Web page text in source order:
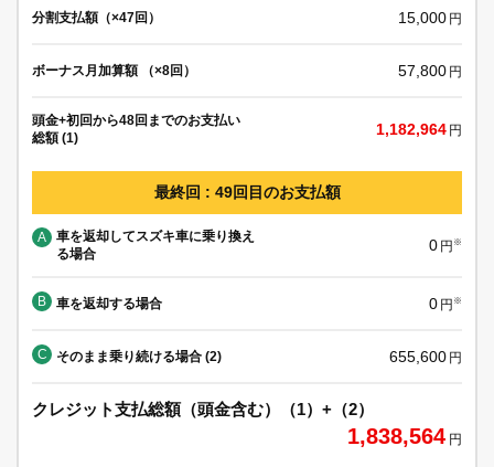
分割支払額（×47回） 15,000 円
ボーナス月加算額 （×8回） 57,800 円
頭金+初回から48回までのお支払い
総額 (1)
1,182,964 円
最終回 : 49回目のお支払額
A
車を返却してスズキ車に乗り換え
る場合
0 円 ※
B 車を返却する場合 0 円 ※
C そのまま乗り続ける場合 (2) 655,600 円
クレジット支払総額（頭金含む）（1）+（2）
1,838,564 円